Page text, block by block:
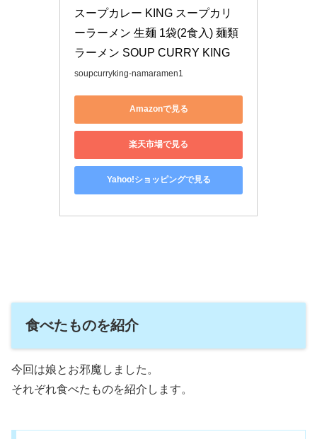
スープカレー KING スープカリ
ーラーメン 生麺 1袋(2食入) 麺類
ラーメン SOUP CURRY KING
soupcurryking-namaramen1
Amazonで見る
楽天市場で見る
Yahoo!ショッピングで見る
食べたものを紹介
今回は娘とお邪魔しました。
それぞれ食べたものを紹介します。